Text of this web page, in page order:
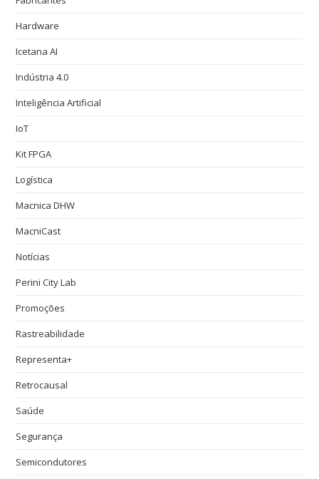
Hardware
Icetana AI
Indústria 4.0
Inteligência Artificial
IoT
Kit FPGA
Logística
Macnica DHW
MacniCast
Notícias
Perini City Lab
Promoções
Rastreabilidade
Representa+
Retrocausal
Saúde
Segurança
Semicondutores